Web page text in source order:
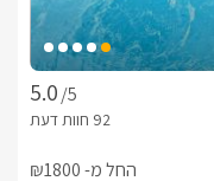
/5
החל מ- ₪1800